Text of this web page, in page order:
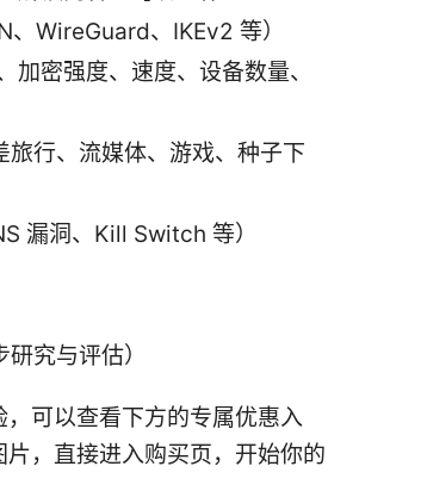
WireGuard、IKEv2 等）
密强度、速度、设备数量、
行、流媒体、游戏、种子下
漏洞、Kill Switch 等）
究与评估）
可以查看下方的专属优惠入
，直接进入购买页，开始你的